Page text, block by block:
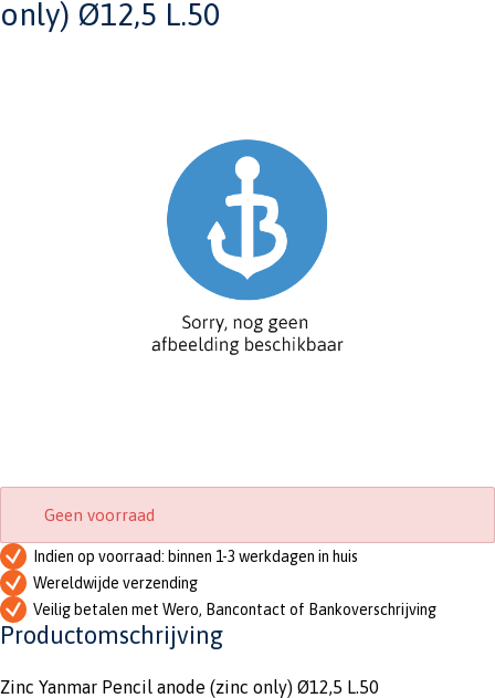
only) Ø12,5 L.50
Geen voorraad
Indien op voorraad: binnen 1-3 werkdagen in huis
Wereldwijde verzending
Veilig betalen met Wero, Bancontact of Bankoverschrijving
Productomschrijving
Zinc Yanmar Pencil anode (zinc only) Ø12,5 L.50